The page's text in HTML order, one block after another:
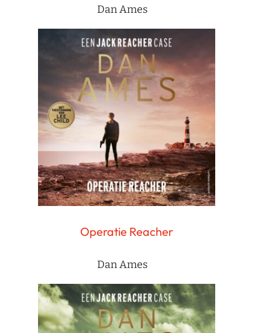
Dan Ames
Operatie Reacher
Dan Ames